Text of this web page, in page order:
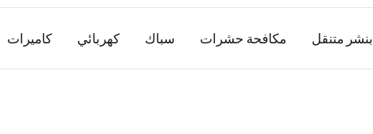
الكويت
منصة
اذاعية
بنشر متنقل مكافحة حشرات سباك كهربائي كاميرات